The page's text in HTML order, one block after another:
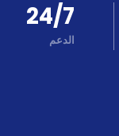
24/7
الدعم